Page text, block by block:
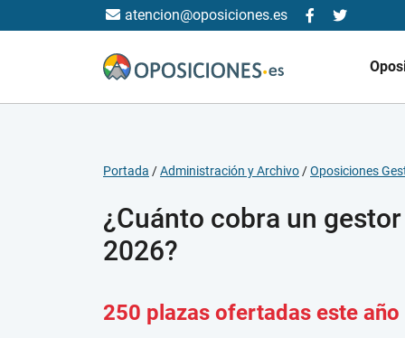
atencion@oposiciones.es
Portada /Administración y Archivo /Oposiciones
¿Cuánto cobra un
2026?
250 plazas ofertadas este año